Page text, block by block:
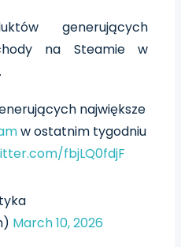
generujących
na Steamie w
największe
w ostatnim tygodniu
fbjLQ0fdjF
March 10, 2026